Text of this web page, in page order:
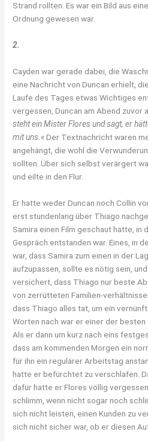
Strand rollten. Es war ein Bild aus
Ordnung gewesen war.
2.
Cayden war gerade dabei, die
eine Nachricht von Duncan erhielt,
Laufe des Tages etwas Wichtiges
vergessen, Duncan am Abend zuvor
steht ein Mister Flores und sagt, er
mit uns.«Der Textnachricht waren
angehängt, die wohl die
sollten. Über sich selbst verärgert
und eilte in den Flur.
Er hatte weder Duncan noch Collin
erst stundenlang über Thiago
Samira einen Film geschaut hatte, in
Gespräch entstanden war. Eines, in
war, dass Samira zum einen in der
aufzupassen, sollte es nötig sein,
versichert, dass Thiago nur beste
von zerrütteten Familien-
dass Thiago alles tat, um ein
Worten nach war er einer der besten
Als er dann um kurz nach eins
dass am kommenden Morgen ein
für ihn ein regulärer Arbeitstag
hatte er befürchtet zu verschlafen.
dafür hatte er Flores völlig
schlimm, wenn nicht sogar noch
sich nicht leisten, einen Kunden zu
sich nicht sicher war, ob er diesen